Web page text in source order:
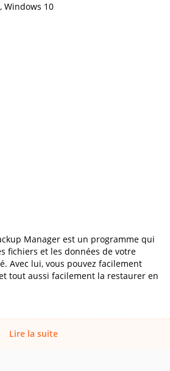
Windows 10
Manager est un programme qui
fichiers et les données de votre
Avec lui, vous pouvez facilement
tout aussi facilement la restaurer en
Lire la suite